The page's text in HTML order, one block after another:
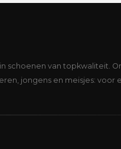
schoenen van topkwaliteit.
jongens en meisjes: voor